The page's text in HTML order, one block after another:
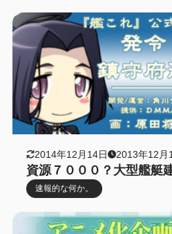
2014年12月14日 2013年12月
資源７０００？大型艦艇
速報的な何か。